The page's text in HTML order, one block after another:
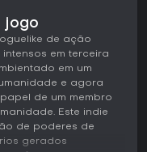
jogo
de ação
em terceira
em um
e agora
de um membro
Este indie
de poderes de
gerados